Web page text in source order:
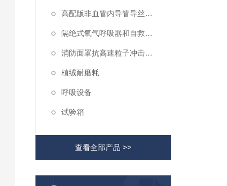
高配版非血管内导管导丝滑动性能测试仪
隔绝式氧气呼吸器和自救器二氧化碳吸收率及水分含量测试仪
消防面罩抗高速粒子冲击试验机
植绒耐磨耗
呼吸设备
试验箱
查看全部产品 >>